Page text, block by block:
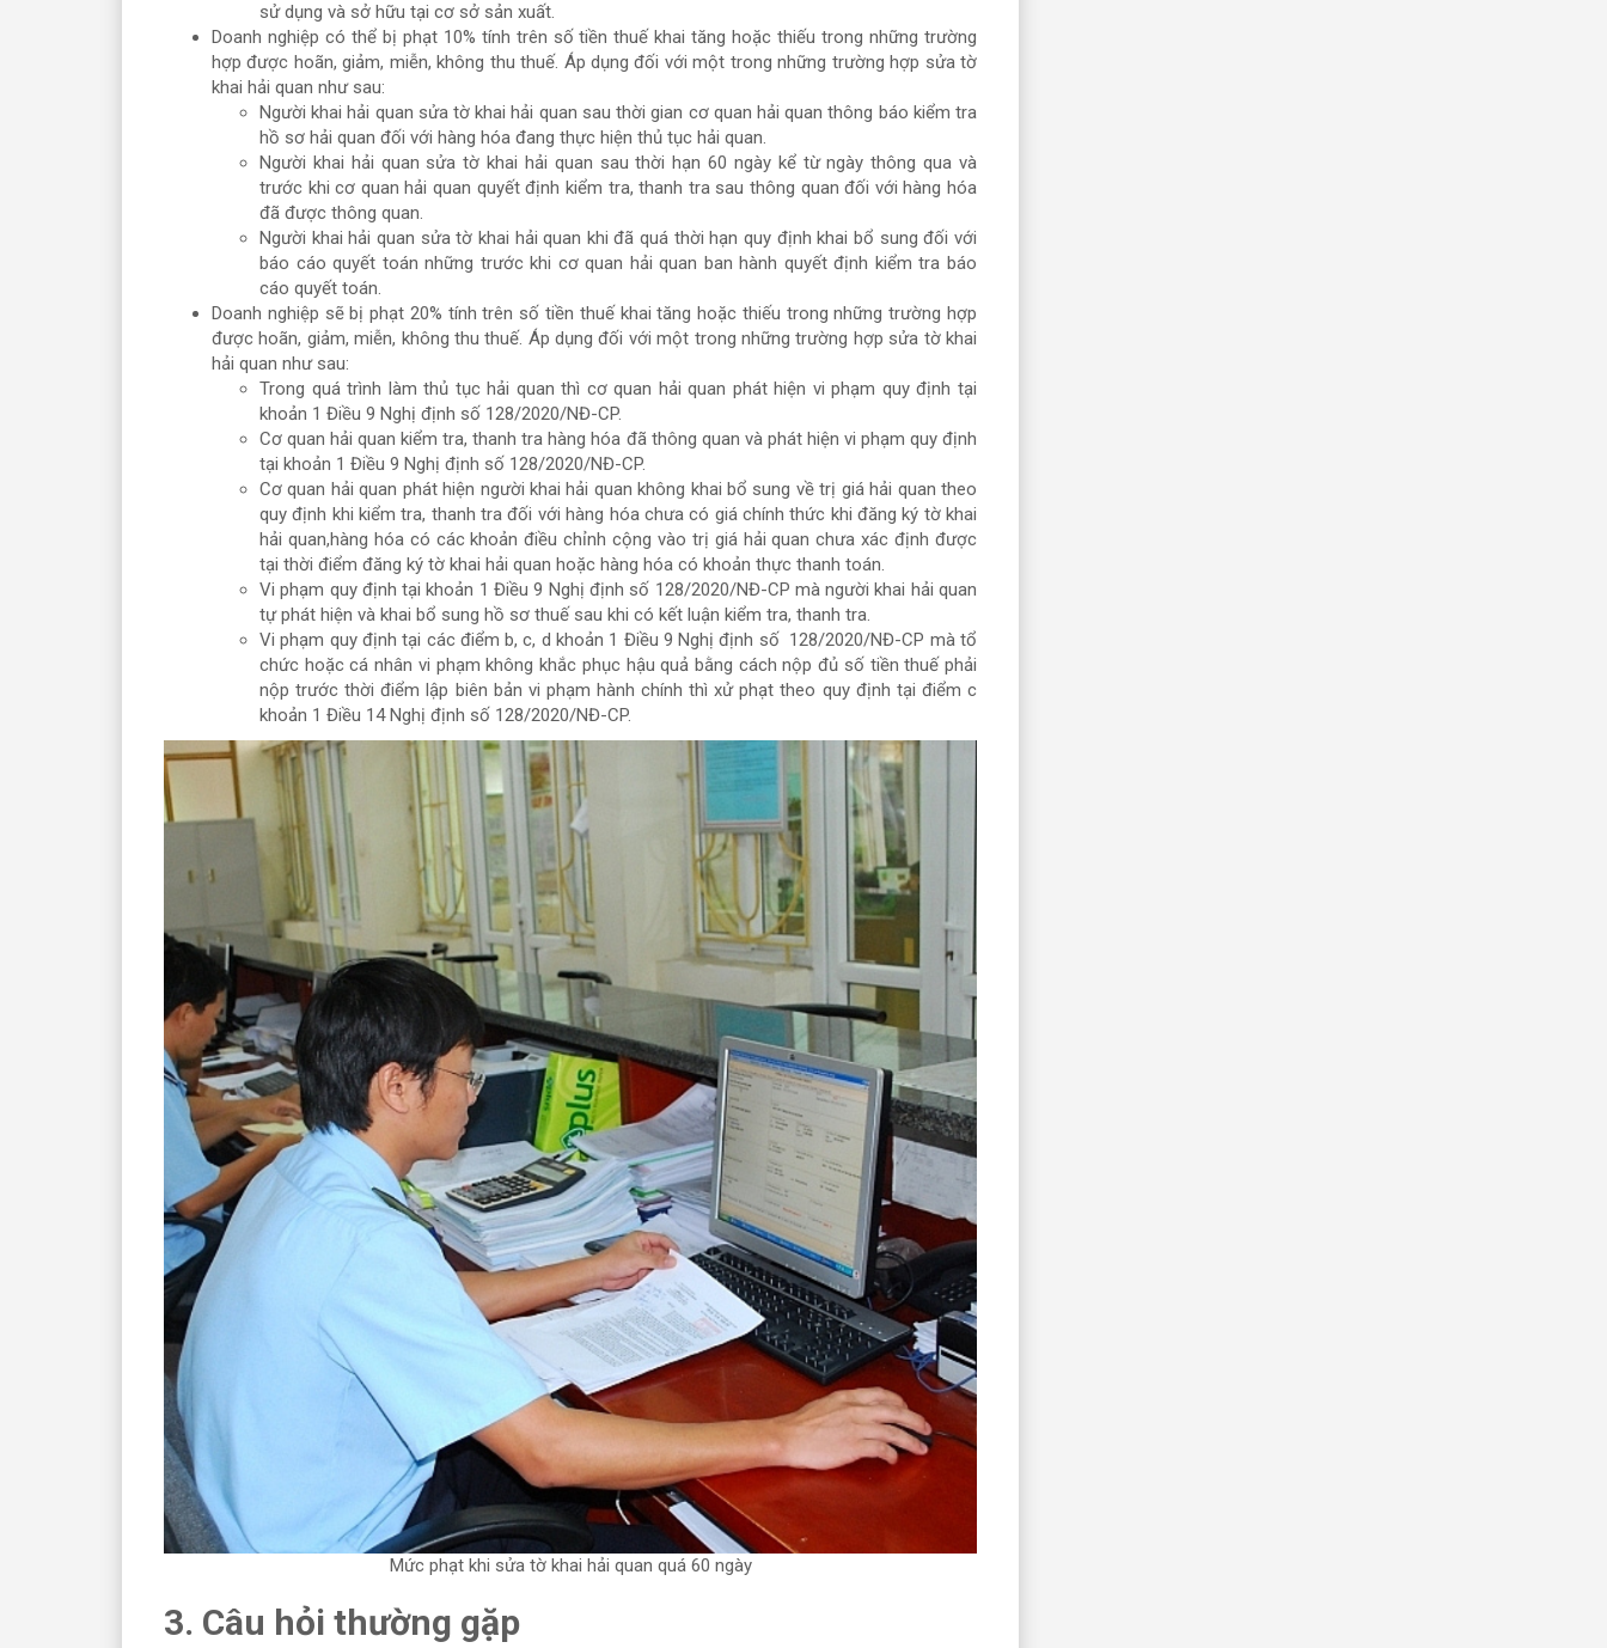
sử dụng và sở hữu tại cơ sở sản xuất.
Doanh nghiệp có thể bị phạt 10% tính trên số tiền thuế khai tăng hoặc thiếu trong những trường
hợp được hoãn, giảm, miễn, không thu thuế. Áp dụng đối với một trong những trường hợp sửa tờ
khai hải quan như sau:
Người khai hải quan sửa tờ khai hải quan sau thời gian cơ quan hải quan thông báo kiểm tra
hồ sơ hải quan đối với hàng hóa đang thực hiện thủ tục hải quan.
Người khai hải quan sửa tờ khai hải quan sau thời hạn 60 ngày kể từ ngày thông qua và
trước khi cơ quan hải quan quyết định kiểm tra, thanh tra sau thông quan đối với hàng hóa
đã được thông quan.
Người khai hải quan sửa tờ khai hải quan khi đã quá thời hạn quy định khai bổ sung đối với
báo cáo quyết toán những trước khi cơ quan hải quan ban hành quyết định kiểm tra báo
cáo quyết toán.
Doanh nghiệp sẽ bị phạt 20% tính trên số tiền thuế khai tăng hoặc thiếu trong những trường hợp
được hoãn, giảm, miễn, không thu thuế. Áp dụng đối với một trong những trường hợp sửa tờ khai
hải quan như sau:
Trong quá trình làm thủ tục hải quan thì cơ quan hải quan phát hiện vi phạm quy định tại
khoản 1 Điều 9 Nghị định số 128/2020/NĐ-CP.
Cơ quan hải quan kiểm tra, thanh tra hàng hóa đã thông quan và phát hiện vi phạm quy định
tại khoản 1 Điều 9 Nghị định số 128/2020/NĐ-CP.
Cơ quan hải quan phát hiện người khai hải quan không khai bổ sung về trị giá hải quan theo
quy định khi kiểm tra, thanh tra đối với hàng hóa chưa có giá chính thức khi đăng ký tờ khai
hải quan,hàng hóa có các khoản điều chỉnh cộng vào trị giá hải quan chưa xác định được
tại thời điểm đăng ký tờ khai hải quan hoặc hàng hóa có khoản thực thanh toán.
Vi phạm quy định tại khoản 1 Điều 9 Nghị định số 128/2020/NĐ-CP mà người khai hải quan
tự phát hiện và khai bổ sung hồ sơ thuế sau khi có kết luận kiểm tra, thanh tra.
Vi phạm quy định tại các điểm b, c, d khoản 1 Điều 9 Nghị định số 128/2020/NĐ-CP mà tổ
chức hoặc cá nhân vi phạm không khắc phục hậu quả bằng cách nộp đủ số tiền thuế phải
nộp trước thời điểm lập biên bản vi phạm hành chính thì xử phạt theo quy định tại điểm c
khoản 1 Điều 14 Nghị định số 128/2020/NĐ-CP.
Mức phạt khi sửa tờ khai hải quan quá 60 ngày
3. Câu hỏi thường gặp